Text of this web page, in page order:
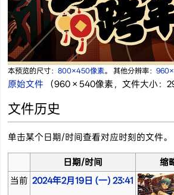
本预览的尺寸： 800×450像素。 其他分辨率：
原始文件‎ （960 × 540像素，文件大小：
文件历史
单击某个日期/时间查看对应时刻的文件。
日期/时间
缩
当前 2024年2月19日 (一) 23:41